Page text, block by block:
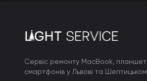
Сервіс ремонту MacBook,
смартфонів у Львові та